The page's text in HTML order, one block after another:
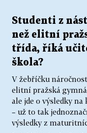
Studenti z
než elitní
třída, říká
škola?
V žebříčku
elitní pražská
ale jde o výsledky
– už to tak
výsledky z